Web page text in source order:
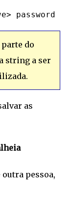
do
string a ser
as
pessoa,